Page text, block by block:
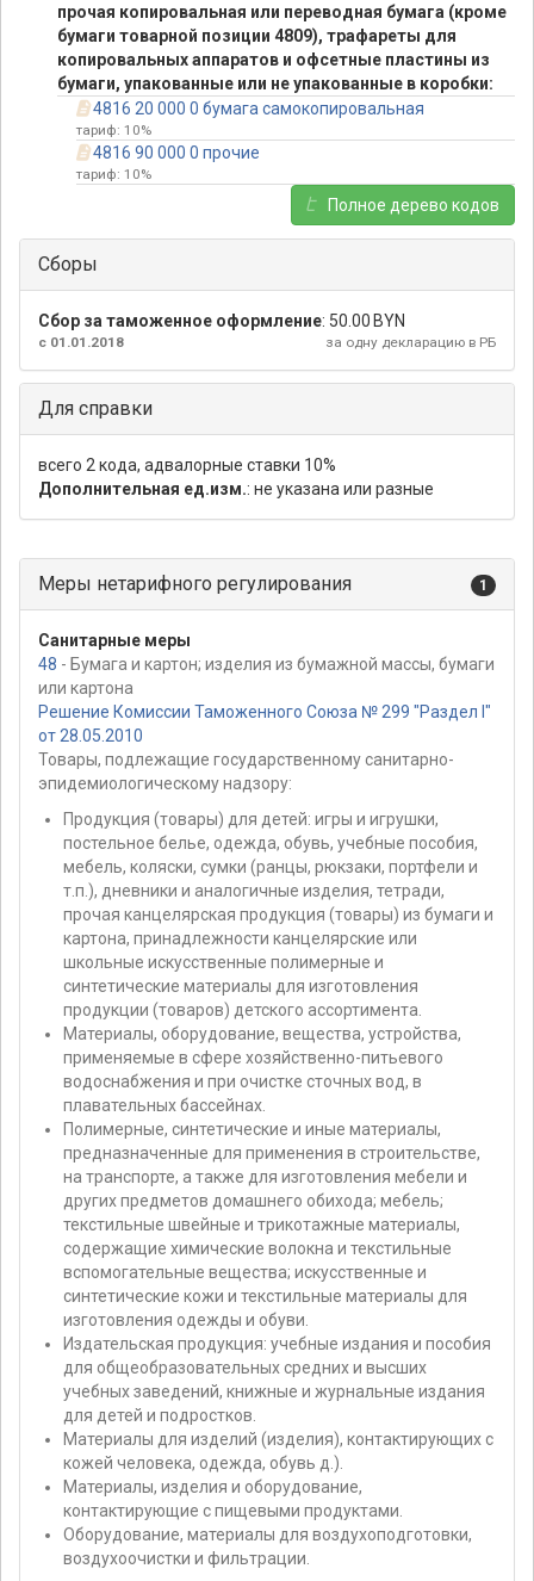
прочая копировальная или переводная бумага (кроме
бумаги товарной позиции 4809), трафареты для
копировальных аппаратов и офсетные пластины из
бумаги, упакованные или не упакованные в коробки:
4816 20 000 0 бумага самокопировальная
тариф: 10%
4816 90 000 0 прочие
тариф: 10%
Полное дерево кодов
Сборы
Сбор за таможенное оформление: 50.00 BYN
за одну декларацию в РБ
с 01.01.2018
Для справки
всего 2 кода, адвалорные ставки 10%
Дополнительная ед.изм.: не указана или разные
Меры нетарифного регулирования 1
Санитарные меры
48 - Бумага и картон; изделия из бумажной массы, бумаги
или картона
Решение Комиссии Таможенного Союза № 299 "Раздел I"
от 28.05.2010
Товары, подлежащие государственному санитарно-
эпидемиологическому надзору:
Продукция (товары) для детей: игры и игрушки,
постельное белье, одежда, обувь, учебные пособия,
мебель, коляски, сумки (ранцы, рюкзаки, портфели и
т.п.), дневники и аналогичные изделия, тетради,
прочая канцелярская продукция (товары) из бумаги и
картона, принадлежности канцелярские или
школьные искусственные полимерные и
синтетические материалы для изготовления
продукции (товаров) детского ассортимента.
Материалы, оборудование, вещества, устройства,
применяемые в сфере хозяйственно-питьевого
водоснабжения и при очистке сточных вод, в
плавательных бассейнах.
Полимерные, синтетические и иные материалы,
предназначенные для применения в строительстве,
на транспорте, а также для изготовления мебели и
других предметов домашнего обихода; мебель;
текстильные швейные и трикотажные материалы,
содержащие химические волокна и текстильные
вспомогательные вещества; искусственные и
синтетические кожи и текстильные материалы для
изготовления одежды и обуви.
Издательская продукция: учебные издания и пособия
для общеобразовательных средних и высших
учебных заведений, книжные и журнальные издания
для детей и подростков.
Материалы для изделий (изделия), контактирующих с
кожей человека, одежда, обувь д.).
Материалы, изделия и оборудование,
контактирующие с пищевыми продуктами.
Оборудование, материалы для воздухоподготовки,
воздухоочистки и фильтрации.